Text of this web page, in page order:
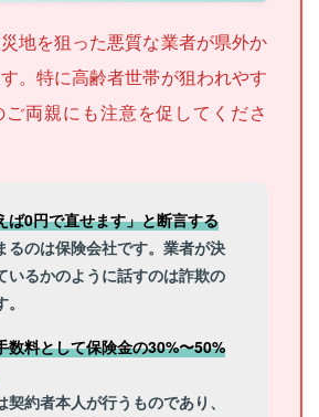
地を狙った悪質な業者が県外か
。特に高齢者世帯が狙われやす
両親にも注意を促してくださ
ば0円で直せます」と断言する
るのは保険会社です。業者が決
いるかのように話すのは詐欺の
数料として保険金の30%〜50%
約者本人が行うものであり、